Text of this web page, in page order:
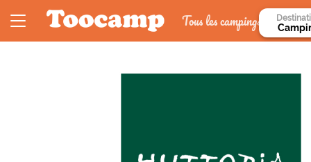
Tous les campings